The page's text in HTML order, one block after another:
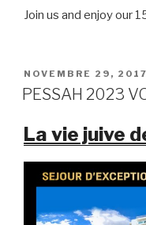
Join us and enjoy our
PUBLIÉ
LE
NOVEMBRE 29, 2017
PESSAH 2023
La vie juive